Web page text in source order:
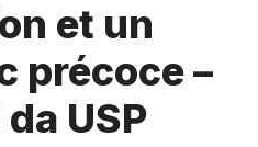
et un
précoce –
USP